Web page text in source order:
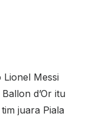
Messi
d’Or itu
juara Piala